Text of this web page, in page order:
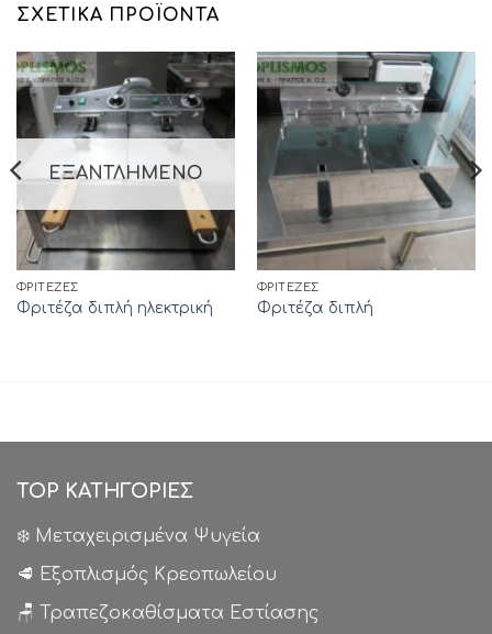
ΣΧΕΤΙΚΆ ΠΡΟΪΌΝΤΑ
ΕΞΑΝΤΛΗΜΈΝΟ
ΦΡΙΤΈΖΕΣ
Φριτέζα διπλή ηλεκτρική
ΦΡΙΤΈΖΕΣ
Φριτέζα διπλή
TOP ΚΑΤΗΓΟΡΙΕΣ
❄️ Μεταχειρισμένα Ψυγεία
🥩 Εξοπλισμός Κρεοπωλείου
🪑 Τραπεζοκαθίσματα Εστίασης